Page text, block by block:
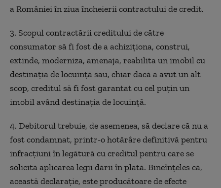
a României în ziua încheierii contractului de credit.
3. Scopul contractării creditului de către
consumator să fi fost de a achiziționa, construi,
extinde, moderniza, amenaja, reabilita un imobil cu
destinația de locuință sau, chiar dacă a avut un alt
scop, creditul să fi fost garantat cu cel puțin un
imobil având destinația de locuință.
4. Debitorul trebuie, de asemenea, să declare că nu a
fost condamnat, printr-o hotărâre definitivă pentru
infracțiuni în legătură cu creditul pentru care se
solicită aplicarea legii dării în plată. Bineînțeles că,
această declarație, este producătoare de efecte